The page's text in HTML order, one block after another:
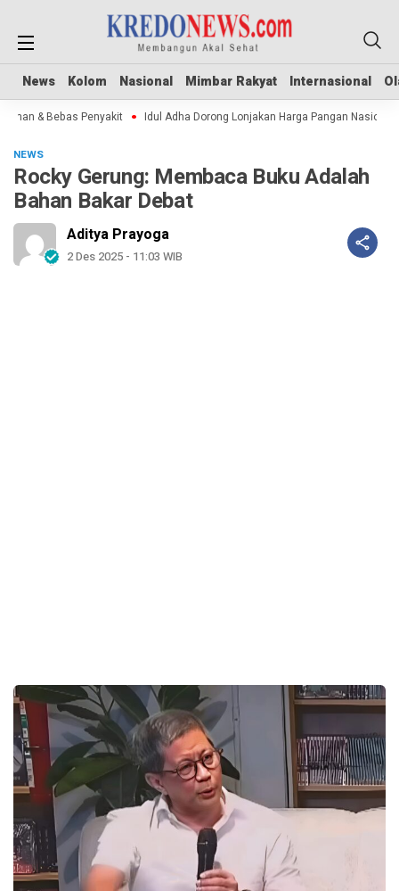
News Kolom Nasional Mimbar Rakyat Internasional
News Kolom Nasional Mimbar Rakyat Internasional
& Bebas Penyakit Idul Adha Dorong Lonjakan Harga Pangan Nasional
NEWS
Rocky Gerung: Membaca Buku Adalah
Bahan Bakar Debat
Aditya Prayoga
2 Des 2025 - 11:03 WIB